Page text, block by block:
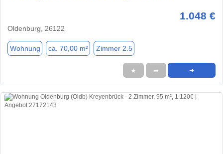
1.048 €
Oldenburg, 26122
Wohnung ca. 70,00 m² Zimmer 2.5
★ ➦ ➜